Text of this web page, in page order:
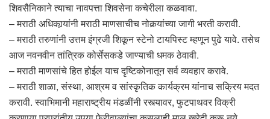
शिवसैनिकाने त्याचा नावपत्ता शिवसेना कचेरीला कळवावा.
– मराठी अधिकार्‍यांनी मराठी माणसाचीच नोकर्‍यांच्या जागी भरती करावी.
– मराठी तरुणांनी उत्तम इंग्रजी शिकून स्टेनो टायपिस्ट म्हणून पुढे यावे. तसेच
आज नवनवीन तांत्रिक कोर्सेसकडे जाण्याची धमक ठेवावी.
– मराठी माणसांचे हित होईल याच दृष्टिकोनातून सर्व व्यवहार करावे.
– मराठी शाळा, संस्था, आश्रम व सांस्कृतिक कार्यक्रम यांनाच सक्रिय मदत
करावी. स्वाभिमानी महाराष्ट्रीय मंडळींनी रस्त्यावर, फुटपाथवर विक्री